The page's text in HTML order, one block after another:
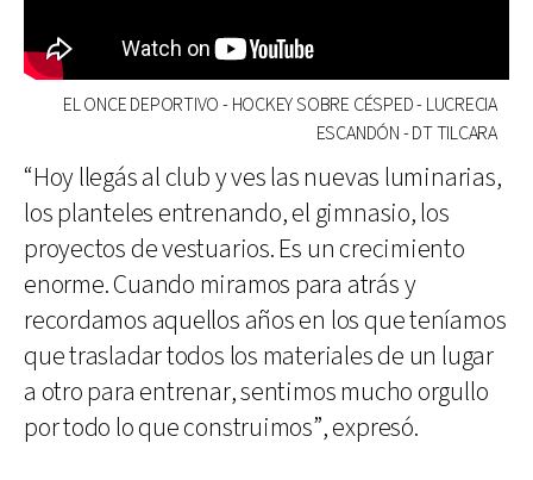
EL ONCE DEPORTIVO - HOCKEY SOBRE CÉSPED - LUCRECIA
ESCANDÓN - DT TILCARA
“Hoy llegás al club y ves las nuevas luminarias,
los planteles entrenando, el gimnasio, los
proyectos de vestuarios. Es un crecimiento
enorme. Cuando miramos para atrás y
recordamos aquellos años en los que teníamos
que trasladar todos los materiales de un lugar
a otro para entrenar, sentimos mucho orgullo
por todo lo que construimos”, expresó.